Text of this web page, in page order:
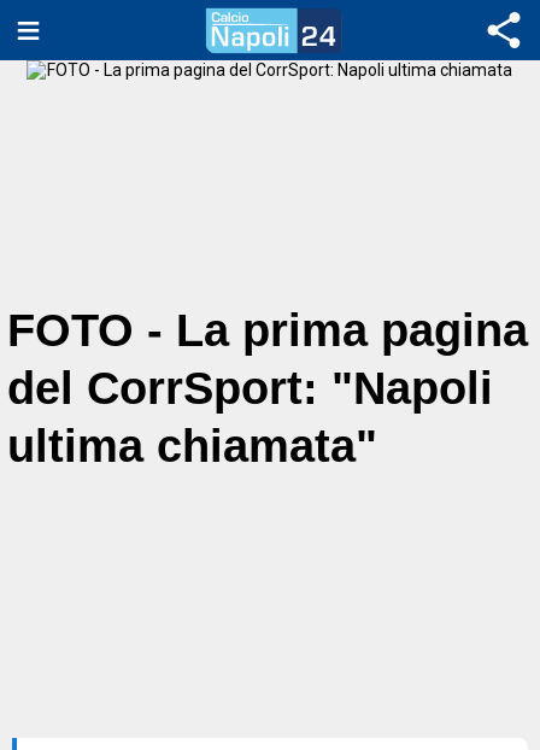
FOTO - La prima pagina
del CorrSport: "Napoli
ultima chiamata"